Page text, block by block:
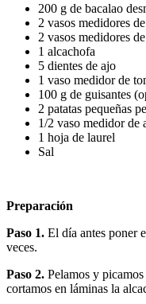
200 g de bacalao
2 vasos medidores
2 vasos medidores
1 alcachofa
5 dientes de ajo
1 vaso medidor de
100 g de guisantes
2 patatas pequeñas
1/2 vaso medidor de
1 hoja de laurel
Sal
Preparación
Paso 1. El día antes poner
veces.
Paso 2. Pelamos y
cortamos en láminas la